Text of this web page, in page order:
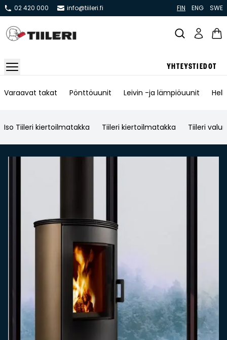
02 420 000 info@tiileri.fi FIN ENG SWE
YHTEYSTIEDOT
Takat ja tulisijat
Pönttö -ja kaakeliuunit
Leivin -ja lämpiöuunit
Hellat
Hormit
Esitteet, hinnastot ja ohjeet
Tiilet ja tiililaatat
Julkisivutiilet
Tiililaatat
Varaavat takat Pönttöuunit Leivin -ja lämpiöuunit
Iso Tiileri kiertoilmatakka Tiileri kiertoilmatakka Tiileri